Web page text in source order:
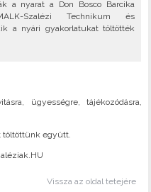
a nyarat a Don Bosco Barcika
Szalézi Technikum és
a nyári gyakorlatukat töltötték
ügyességre, tájékozódásra,
töltöttünk együtt.
Vissza az oldal tetejére